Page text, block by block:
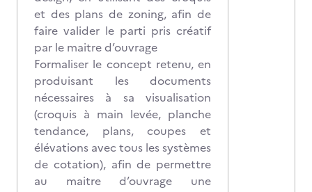
et des plans de zoning, afin de
faire valider le parti pris créatif
par le maitre d’ouvrage
Formaliser le concept retenu, en
produisant les documents
nécessaires à sa visualisation
(croquis à main levée, planche
tendance, plans, coupes et
élévations avec tous les systèmes
de cotation), afin de permettre
au maitre d’ouvrage une